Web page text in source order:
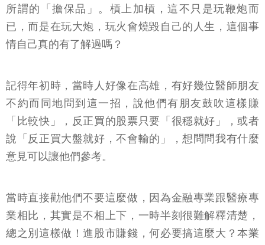
所謂的「擔保品」。槓上加槓，這不只是玩鞭炮而
已，而是在玩大炮，玩火會燒毀自己的人生，這個事
情自己真的有了解過嗎？
記得年初時，當時人好像在高雄，有好幾位醫師朋友
不約而同地問到這一招，說他們有朋友鼓吹這樣賺
「比較快」，反正買的股票只要「很穩就好」，或者
說「反正買大盤就好，不會輸的」，想問問我有什麼
意見可以讓他們參考。
當時直接勸他們不要這麼做，因為金融專業跟醫療專
業相比，其實是不相上下，一時半刻很難解釋清楚，
總之別這樣做！進股市賺錢，何必要搞這麼大？本業